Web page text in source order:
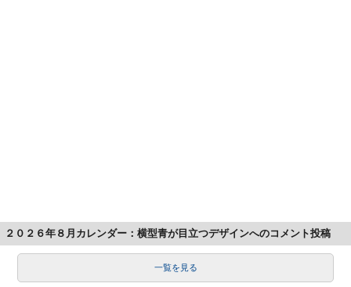
２０２６年８月カレンダー：横型青が目立つデザインへのコメント投稿
一覧を見る